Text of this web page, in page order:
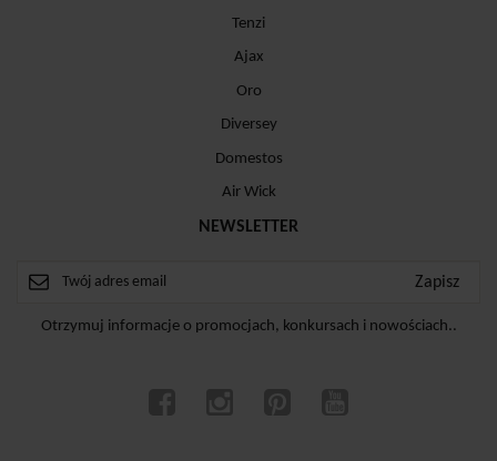
Tenzi
Ajax
Oro
Diversey
Domestos
Air Wick
NEWSLETTER
Otrzymuj informacje o promocjach, konkursach i nowościach..